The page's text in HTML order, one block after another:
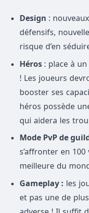
Design :
défensifs,
risque d’en
Héros : place à
! Les joueurs
booster ses
héros possède
qui aidera les
Mode PvP de
s’affronter en
meilleure du
Gameplay : les
et pas une de